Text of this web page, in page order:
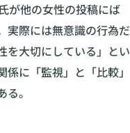
が他の女性の投稿にば
実際には無意識の行為だ
を大切にしている」とい
に「監視」と「比較」
。